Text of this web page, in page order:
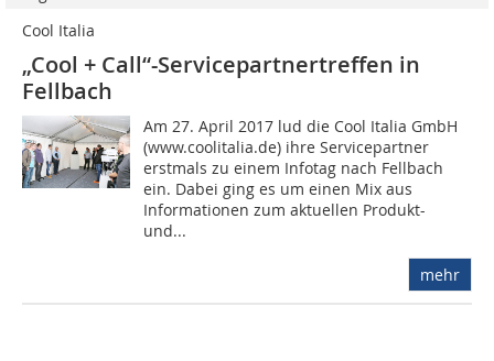
Cool Italia
„Cool + Call“-Servicepartnertreffen in
Fellbach
Am 27. April 2017 lud die Cool Italia GmbH
(www.coolitalia.de) ihre Servicepartner
erstmals zu einem Infotag nach Fellbach
ein. Dabei ging es um einen Mix aus
Informationen zum aktuellen Produkt-
und...
mehr